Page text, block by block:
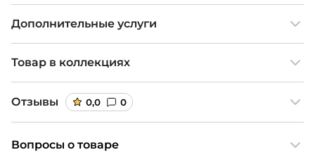
Дополнительные услуги
Товар в коллекциях
Отзывы 0,0 0
Вопросы о товаре